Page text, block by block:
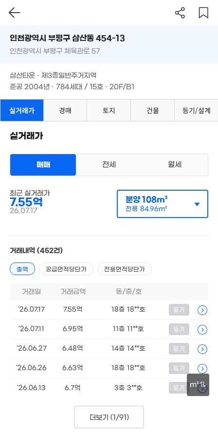
8.35억
141m²
매매 7억 5500만원
전용85m²
55m²
20억
6.8억
'06. 03
2.72억
170m²
필터 매물 탐색
인천시 부평구 삼산동 454-13
준공 2004년 · 784세대 / 15호 · 20F/B1
m²
인천광역시 부평구 삼산동 454-13
인천광역시 부평구 체육관로 57
삼산타운 · 제3종일반주거지역
준공 2004년 · 784세대 / 15호 · 20F/B1
실거래가 경매 토지 건물 등기/설계
실거래가
매매 전세 월세
최근 실거래가
7.55억
26.07.17
분양108m²
전용 84.96m²
거래내역 (452건)
총액 공급면적당단가 전용면적당단가
거래일 거래금액 동/층/호
'26.07.17 7.55억 18층 18**호 등기
'26.07.11 6.95억 11층 11**호 등기
'26.06.27 6.48억 14층 14**호 등기
'26.06.26 6.63억 18층 18**호 등기
'26.06.13 6.7억 3층 3**호 등기
더보기 (1/91 )